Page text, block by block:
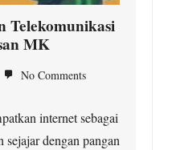
Telekomunikasi
MK
No Comments
internet sebagai
dengan pangan